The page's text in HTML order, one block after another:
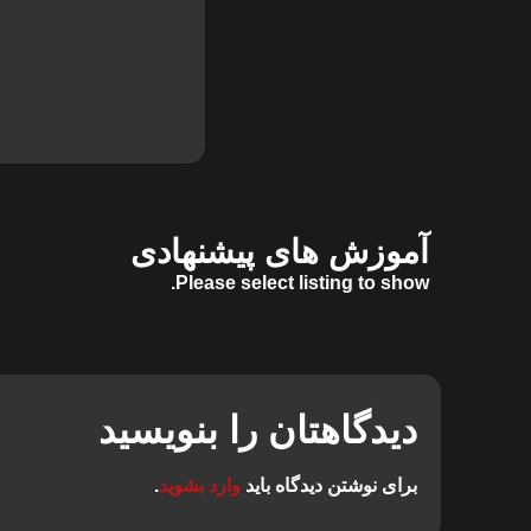
آموزش های پیشنهادی
Please select listing to show.
دیدگاهتان را بنویسید
برای نوشتن دیدگاه باید وارد بشوید.